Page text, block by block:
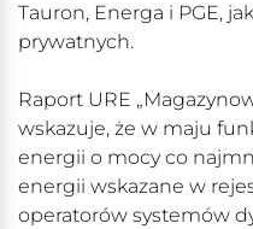
Tauron, Energa i PGE,
prywatnych.
Raport URE
wskazuje, że w maju
energii o mocy co
energii wskazane w
operatorów systemów